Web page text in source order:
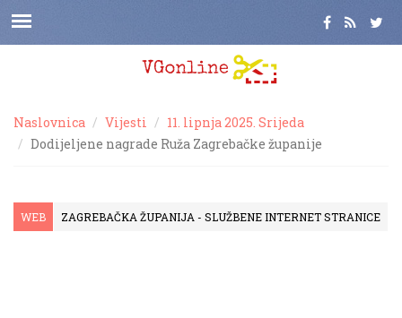
Naslovnica Vijesti
11. lipnja 2025. Srijeda
Dodijeljene nagrade Ruža Zagrebačke županije
WEB ZAGREBAČKA ŽUPANIJA - SLUŽBENE INTERNET STRANICE